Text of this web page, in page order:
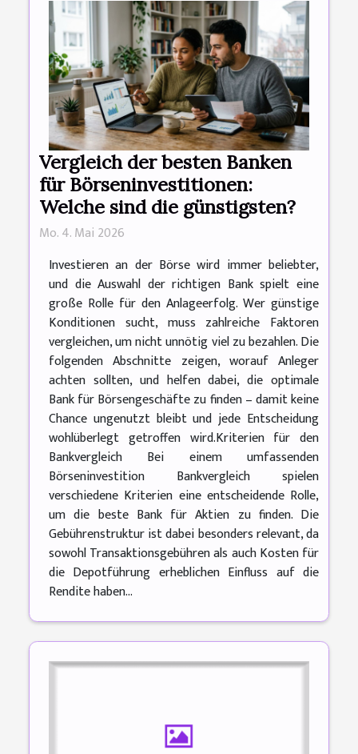
Vergleich der besten Banken
für Börseninvestitionen:
Welche sind die günstigsten?
Mo. 4. Mai 2026
Investieren an der Börse wird immer beliebter,
und die Auswahl der richtigen Bank spielt eine
große Rolle für den Anlageerfolg. Wer günstige
Konditionen sucht, muss zahlreiche Faktoren
vergleichen, um nicht unnötig viel zu bezahlen. Die
folgenden Abschnitte zeigen, worauf Anleger
achten sollten, und helfen dabei, die optimale
Bank für Börsengeschäfte zu finden – damit keine
Chance ungenutzt bleibt und jede Entscheidung
wohlüberlegt getroffen wird.Kriterien für den
Bankvergleich Bei einem umfassenden
Börseninvestition Bankvergleich spielen
verschiedene Kriterien eine entscheidende Rolle,
um die beste Bank für Aktien zu finden. Die
Gebührenstruktur ist dabei besonders relevant, da
sowohl Transaktionsgebühren als auch Kosten für
die Depotführung erheblichen Einfluss auf die
Rendite haben...